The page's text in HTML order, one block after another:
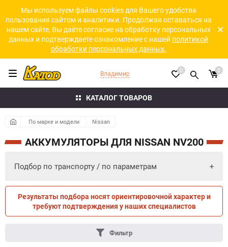
Мы используем файлы cookies для Вашего удобства
пользования сайтом и аналитики. Продолжая оставаться на
нашем сайте, Вы даёте согласие на обработку персональных
данных и подтверждаете ознакомление с нашей политикой
обработки персональных данных.
КАТАЛОГ ТОВАРОВ
Владимир 0 0
По марке и модели Nissan
АККУМУЛЯТОРЫ ДЛЯ NISSAN NV200
Подбор по транспорту / по параметрам
ПО ТРАНСПОРТУ ПО ПАРАМЕТРАМ
Результаты подбора носят ориентировочной характер и
требуют подтверждения у наших специалистов
Фильтр